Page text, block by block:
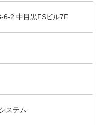
6-2 中目黒FSビル7F
ステム